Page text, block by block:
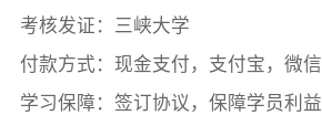
考核发证：三峡大学
付款方式：现金支付，支付宝，微信
学习保障：签订协议，保障学员利益